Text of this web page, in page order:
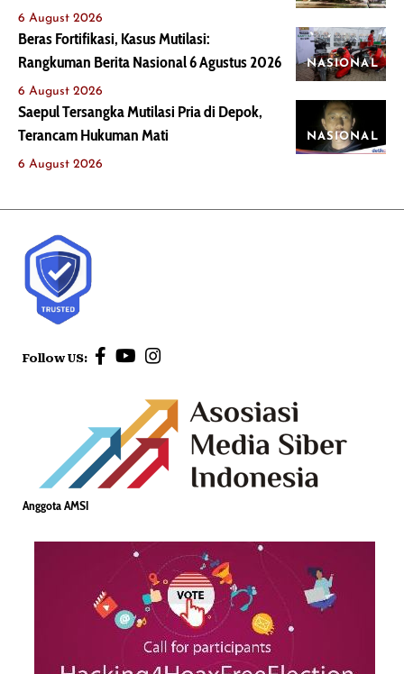
6 August 2026
NASIONAL
Beras Fortifikasi, Kasus Mutilasi:
Rangkuman Berita Nasional 6 Agustus 2026
6 August 2026
NASIONAL
Saepul Tersangka Mutilasi Pria di Depok,
Terancam Hukuman Mati
6 August 2026
Follow US:
Anggota AMSI